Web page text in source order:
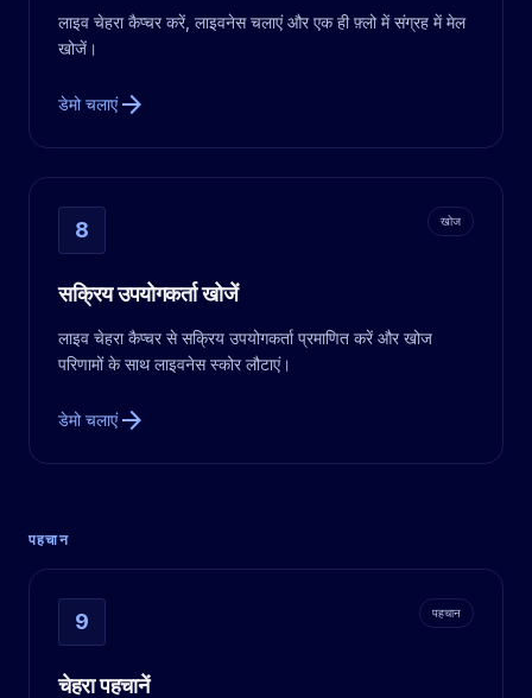
लाइव चेहरा कैप्चर करें, लाइवनेस चलाएं और एक ही फ़्लो में संग्रह में मेल
खोजें।
डेमो चलाएंarrow_forward
8 खोज
सक्रिय उपयोगकर्ता खोजें
लाइव चेहरा कैप्चर से सक्रिय उपयोगकर्ता प्रमाणित करें और खोज
परिणामों के साथ लाइवनेस स्कोर लौटाएं।
डेमो चलाएंarrow_forward
पहचान
9 पहचान
चेहरा पहचानें